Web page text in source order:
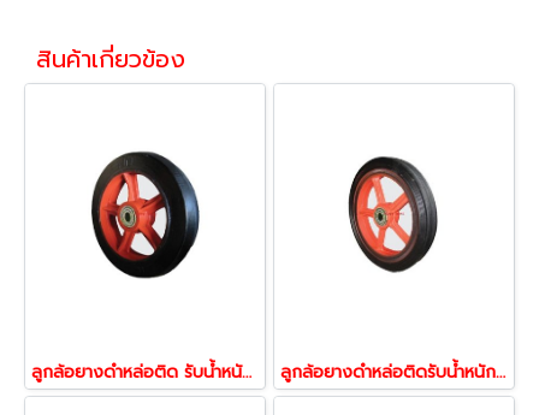
สินค้าเกี่ยวข้อง
ลูกล้อยางดำหล่อติด รับน้ำหนัก250-525กก.(แฉกสีส้มเรียบหัวเสือ) พร้อมลูกปืน 04078,04085,04092 ลูกล้อยางดำหล่อติดรับน้ำหนัก 150-525กก. (แฉกสีส้มลายม้า) พร้อมลูกปืน 42506,43015,43107,43143